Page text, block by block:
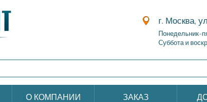
г. Москва,
Понедельник-
Суббота и
О КОМПАНИИ ЗАКАЗ